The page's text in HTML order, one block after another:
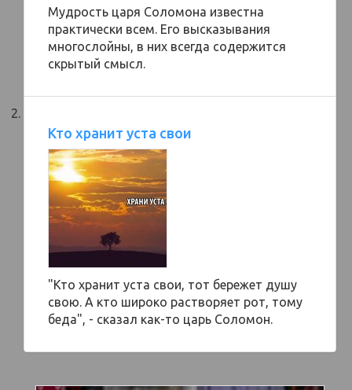
Мудрость царя Соломона известна
практически всем. Его высказывания
многослойны, в них всегда содержится
скрытый смысл.
Кто хранит уста свои
"Кто хранит уста свои, тот бережет душу
свою. А кто широко растворяет рот, тому
беда", - сказал как-то царь Соломон.